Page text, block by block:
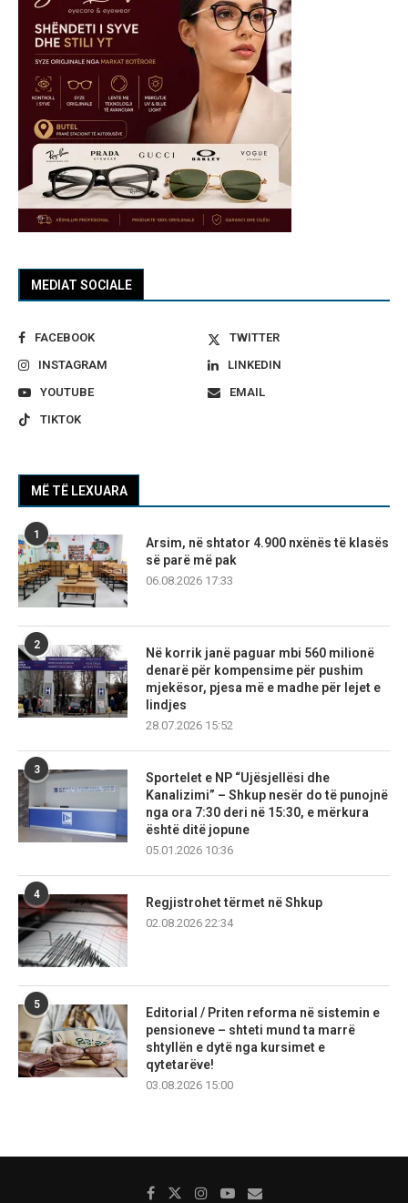
MEDIAT SOCIALE
FACEBOOK
TWITTER
INSTAGRAM
LINKEDIN
YOUTUBE
EMAIL
TIKTOK
MË TË LEXUARA
1
Arsim, në shtator 4.900 nxënës të klasës
së parë më pak
06.08.2026 17:33
2
Në korrik janë paguar mbi 560 milionë
denarë për kompensime për pushim
mjekësor, pjesa më e madhe për lejet e
lindjes
28.07.2026 15:52
3
Sportelet e NP “Ujësjellësi dhe
Kanalizimi” – Shkup nesër do të punojnë
nga ora 7:30 deri në 15:30, e mërkura
është ditë jopune
05.01.2026 10:36
4
Regjistrohet tërmet në Shkup
02.08.2026 22:34
5
Editorial / Priten reforma në sistemin e
pensioneve – shteti mund ta marrë
shtyllën e dytë nga kursimet e
qytetarëve!
03.08.2026 15:00